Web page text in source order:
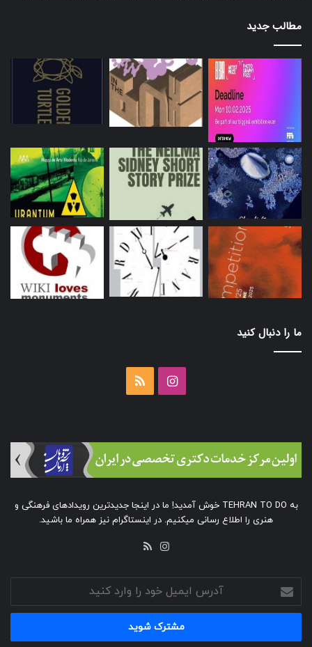
مطالب جدید
ما را دنبال کنید
اینستاگرام
به TEHRAN TO DO خوش آمدید! ما در اینجا جدیدترین رویدادهای فرهنگی و
هنری را اطلاع رسانی میکنیم. در اینستاگرام نیز همراه ما باشید.
اینستاگرام
آدرس
ایمیل
خود
وارد